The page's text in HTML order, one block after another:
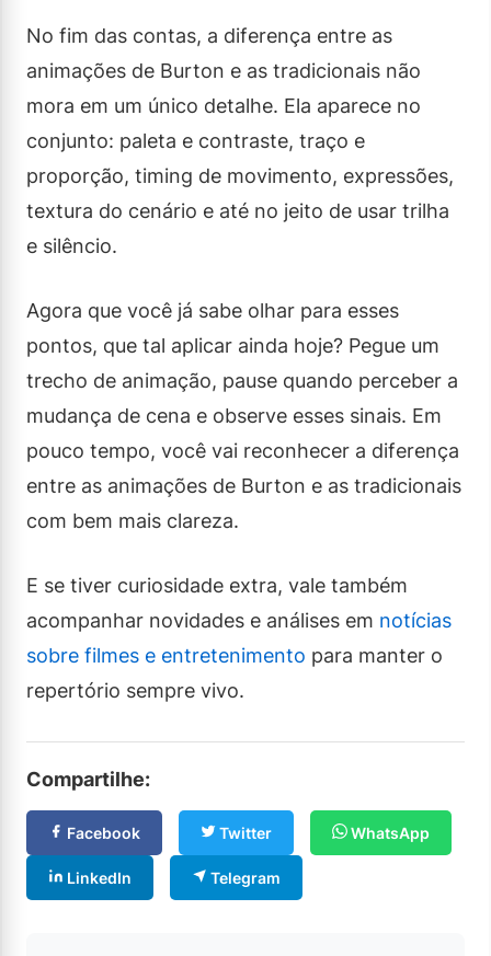
No fim das contas, a diferença entre as
animações de Burton e as tradicionais não
mora em um único detalhe. Ela aparece no
conjunto: paleta e contraste, traço e
proporção, timing de movimento, expressões,
textura do cenário e até no jeito de usar trilha
e silêncio.
Agora que você já sabe olhar para esses
pontos, que tal aplicar ainda hoje? Pegue um
trecho de animação, pause quando perceber a
mudança de cena e observe esses sinais. Em
pouco tempo, você vai reconhecer a diferença
entre as animações de Burton e as tradicionais
com bem mais clareza.
E se tiver curiosidade extra, vale também
acompanhar novidades e análises em notícias
sobre filmes e entretenimento para manter o
repertório sempre vivo.
Compartilhe:
Facebook Twitter WhatsApp
LinkedIn Telegram